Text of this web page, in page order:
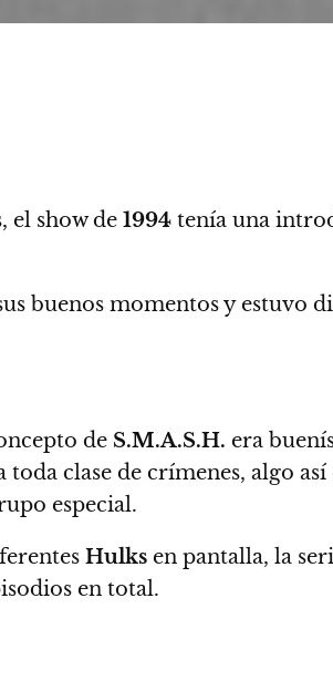
el show de 1994 tenía una
buenos momentos y estuvo
de S.M.A.S.H. era
clase de crímenes, algo
especial.
Hulks en pantalla, la
en total.